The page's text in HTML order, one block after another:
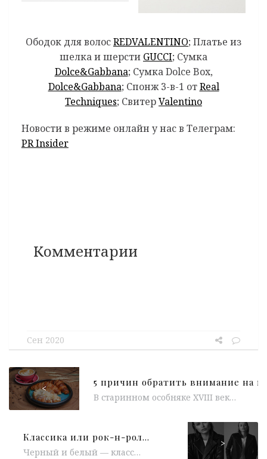
Ободок для волосREDVALENTINO; Платье из
шелка и шерсти GUCCI; Сумка
Dolce&Gabbana; Сумка Dolce Box,
Dolce&Gabbana; Спонж 3-в-1 отReal
Techniques; СвитерValentino
Новости в режиме онлайн у нас в Телеграм:
PR Insider
Комментарии
Сен 2020
<
В старинном особняке XVIII века в укромном Руновском переулке открылась кофейня Daily Green . Помимо того, что узнавать новые места в любимом...
Классика или рок-н-ролл: 12 онлайн-покупок в черно-белых цветах
Черный и белый — классика на все времена. А если их объединить? Выбираем 12 онлайн-покупок — дерзких, женственных и лаконичных....
>